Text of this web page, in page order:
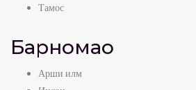
Тамос
Барномаҳо
Арши илм